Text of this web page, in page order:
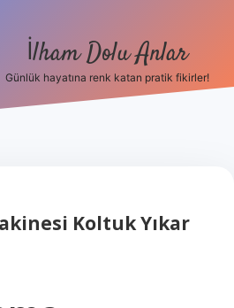
İlham Dolu Anlar
Günlük hayatına renk katan pratik fikirler!
Koltuk Yıkar